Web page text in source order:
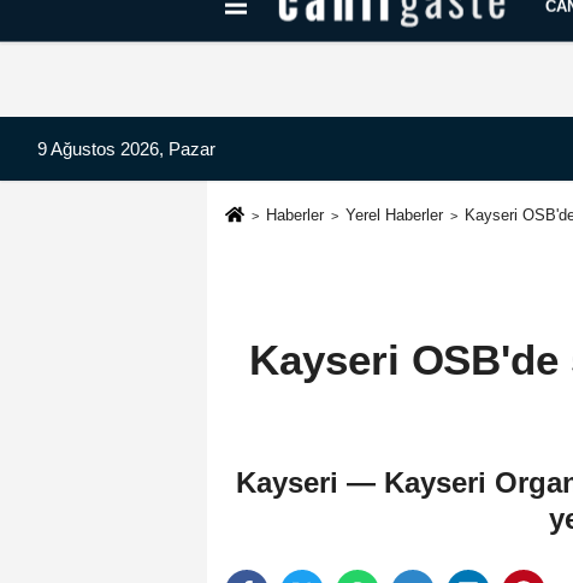
Kayseri Haberleri Can Radyo Dinle
9 Ağustos 2026, Pazar
Haberler Yerel Haberler Kayseri
Kayseri OSB'de
Kayseri — Kayseri